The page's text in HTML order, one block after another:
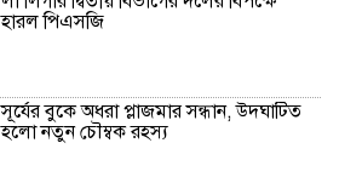
হারল পিএসজি
সূর্যের বুকে অধরা প্লাজমার সন্ধান, উদ্ঘাটিত
হলো নতুন চৌম্বক রহস্য